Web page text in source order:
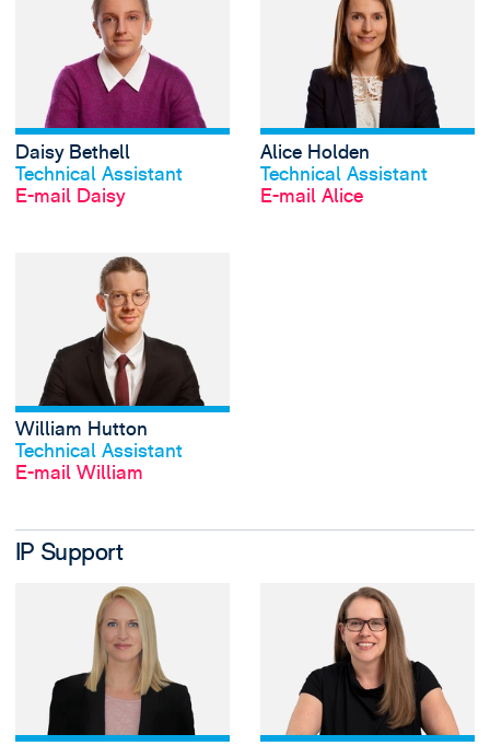
Daisy Bethell
Technical Assistant
E-mail Daisy
Alice Holden
Technical Assistant
E-mail Alice
Profil anschauen
William Hutton
Technical Assistant
E-mail William
IP Support
View Mel